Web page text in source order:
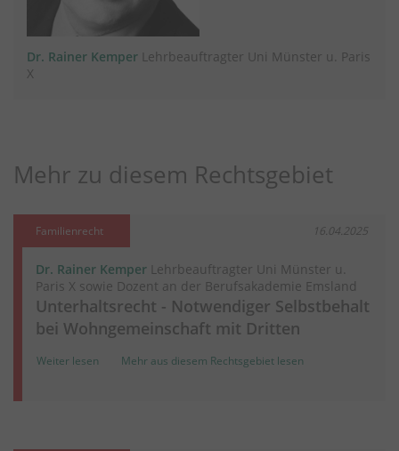
Dr. Rainer Kemper Lehrbeauftragter Uni Münster u. Paris
X
Mehr zu diesem Rechtsgebiet
Familienrecht 16.04.2025
Dr. Rainer Kemper Lehrbeauftragter Uni Münster u.
Paris X sowie Dozent an der Berufsakademie Emsland
Unterhaltsrecht - Notwendiger Selbstbehalt
bei Wohngemeinschaft mit Dritten
Weiter lesen Mehr aus diesem Rechtsgebiet lesen